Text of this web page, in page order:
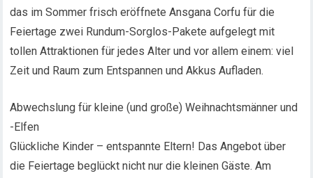
das im Sommer frisch eröffnete Ansgana Corfu für die
Feiertage zwei Rundum-Sorglos-Pakete aufgelegt mit
tollen Attraktionen für jedes Alter und vor allem einem: viel
Zeit und Raum zum Entspannen und Akkus Aufladen.
Abwechslung für kleine (und große) Weihnachtsmänner und
-Elfen
Glückliche Kinder – entspannte Eltern! Das Angebot über
die Feiertage beglückt nicht nur die kleinen Gäste. Am